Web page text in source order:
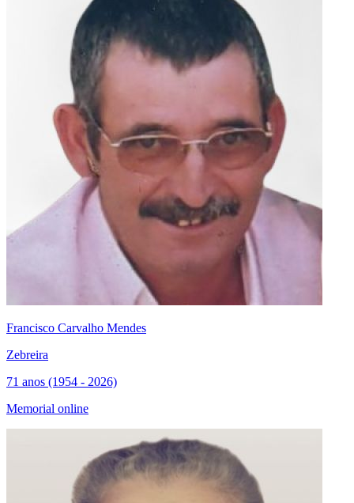
Francisco Carvalho Mendes
Zebreira
71 anos (1954 - 2026)
Memorial online